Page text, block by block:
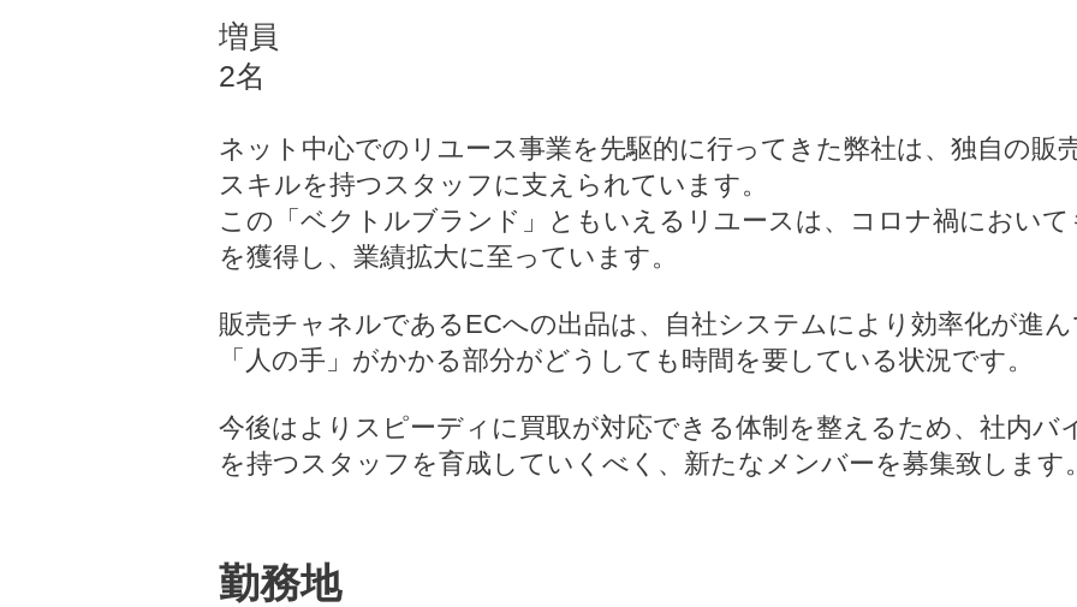
増員
2名
ネット中心でのリユース事業を先駆的に行ってきた弊社は、独自の販
スキルを持つスタッフに支えられています。
この「ベクトルブランド」ともいえるリユースは、コロナ禍におい
を獲得し、業績拡大に至っています。
販売チャネルであるECへの出品は、自社システムにより効率化が進
「人の手」がかかる部分がどうしても時間を要している状況です。
今後はよりスピーディに買取が対応できる体制を整えるため、社内バ
を持つスタッフを育成していくべく、新たなメンバーを募集致します
勤務地